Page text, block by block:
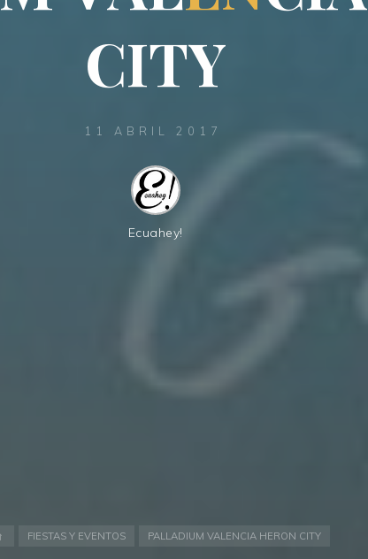
CITY
11 ABRIL 2017
Ecuahey!
FIESTAS Y EVENTOS PALLADIUM VALENCIA HERON CITY